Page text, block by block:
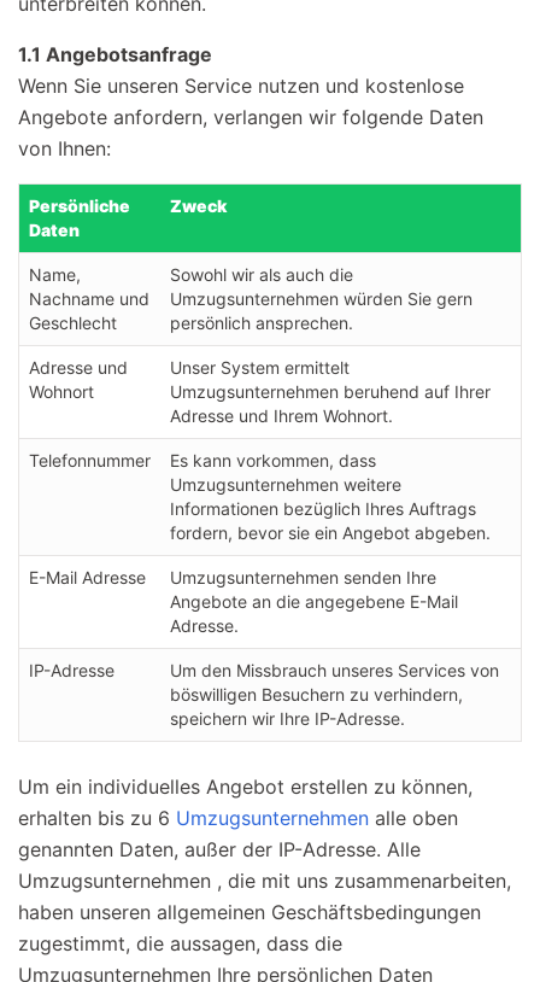
1.1 Angebotsanfrage
Wenn Sie unseren Service nutzen und kostenlose
Angebote anfordern, verlangen wir folgende Daten
von Ihnen:
Persönliche
Daten
Zweck
Name,
Nachname und
Geschlecht
Sowohl wir als auch die
Umzugsunternehmen würden Sie gern
persönlich ansprechen.
Adresse und
Wohnort
Unser System ermittelt
Umzugsunternehmen beruhend auf Ihrer
Adresse und Ihrem Wohnort.
Telefonnummer
Es kann vorkommen, dass
Umzugsunternehmen weitere
Informationen bezüglich Ihres Auftrags
fordern, bevor sie ein Angebot abgeben.
E-Mail Adresse
Umzugsunternehmen senden Ihre
Angebote an die angegebene E-Mail
Adresse.
IP-Adresse
Um den Missbrauch unseres Services von
böswilligen Besuchern zu verhindern,
speichern wir Ihre IP-Adresse.
Um ein individuelles Angebot erstellen zu können,
erhalten bis zu 6 Umzugsunternehmen alle oben
genannten Daten, außer der IP-Adresse. Alle
Umzugsunternehmen , die mit uns zusammenarbeiten,
haben unseren allgemeinen Geschäftsbedingungen
zugestimmt, die aussagen, dass die
Umzugsunternehmen Ihre persönlichen Daten